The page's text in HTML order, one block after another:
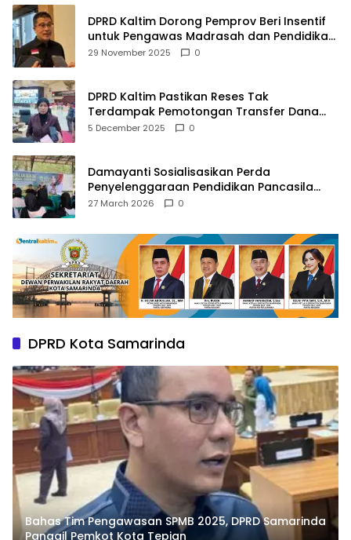
DPRD Kaltim Dorong Pemprov Beri Insentif
untuk Pengawas Madrasah dan Pendidikan
Agama
29 November 2025 0
DPRD Kaltim Pastikan Reses Tak
Terdampak Pemotongan Transfer Dana
Pusat
5 December 2025 0
Damayanti Sosialisasikan Perda
Penyelenggaraan Pendidikan Pancasila
dan Wawasan Kebangsaan
27 March 2026 0
DPRD Kota Samarinda
Bahas Tim Pengawasan SPMB 2025, DPRD Samarinda
Panggil Pemkot Kota Tepian